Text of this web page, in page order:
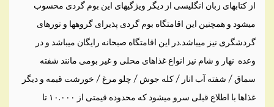
از کتابهای زبان انگلیسی از دیگر ویژگیهای این بوم گردی محسوب
میشود و همچنین این اقامتگاه بوم گردی پذیرای گروهها و تورهای
گردشگری نیز میباشد.در این اقامتگاه صبحانه رایگان میباشد و در
وعده نهار و شام نیز انواع غذاهای محلی و غیر بومی مانند شفته
سماق / شفته آب انار / کله جوش / چلو مرغ / خورشت قیمه و دیگر
غذاها با اطلاع قبلی سرو میشود که محدوده قیمتی از ۱۰.۰۰۰ تا